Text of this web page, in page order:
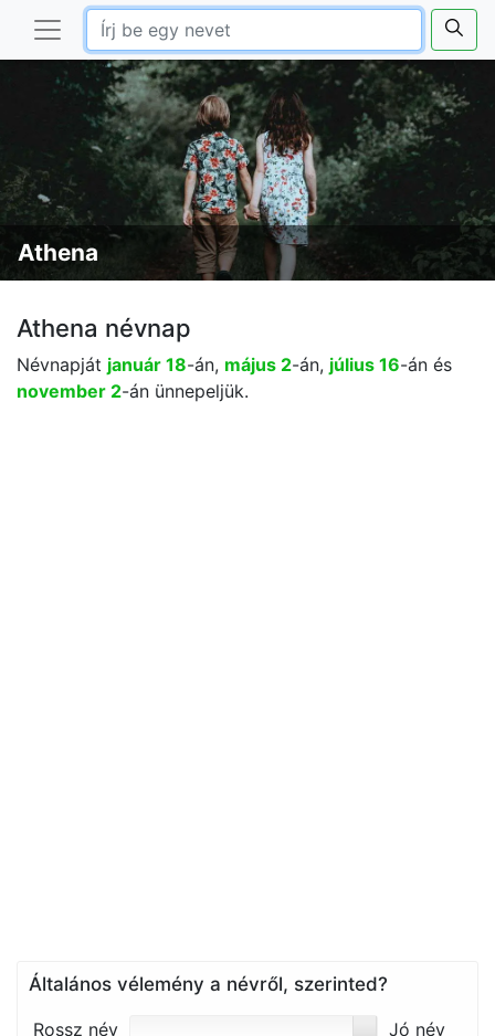
Athena
Athena névnap
Névnapját január 18-án, május 2-án, július 16-án és
november 2-án ünnepeljük.
Általános vélemény a névről, szerinted?
Rossz név
Jó név